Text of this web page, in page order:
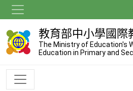
到
主
要
內
教育部中小學國際
The Ministry of Education's
Education in Primary and